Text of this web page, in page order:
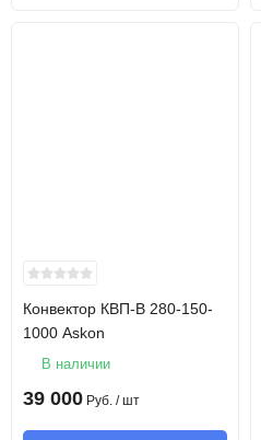
Конвектор КВП-В 280-150-
1000 Askon
В наличии
39 000 Руб. / шт